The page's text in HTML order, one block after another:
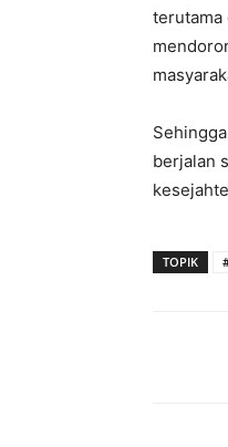
terutama
berjalan
TOPIK